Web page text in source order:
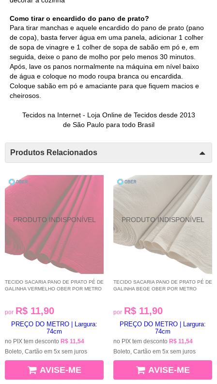
Como tirar o encardido do pano de prato?
Para tirar manchas e aquele encardido do pano de prato (pano
de copa), basta ferver água em uma panela, adicionar 1 colher
de sopa de vinagre e 1 colher de sopa de sabão em pó e, em
seguida, deixe o pano de molho por pelo menos 30 minutos.
Após, lave os panos normalmente na máquina em nível baixo
de água e coloque no modo roupa branca ou encardida.
Coloque sabão em pó e amaciante para que fiquem macios e
cheirosos.
Tecidos na Internet - Loja Online de Tecidosdesde 2013
de São Paulo para todo Brasil
Produtos Relacionados
TECIDO SACARIA PANO DE PRATO PÉ DE
GALINHA VERMELHO OBER POR METRO
por R$ 11,90
PREÇO DO METRO | Largura:
74cm
no PIX tem desconto R$ 11,54
Boleto, Cartão em 5x sem juros
AVISE-ME
TECIDO SACARIA PANO DE PRATO PÉ DE
GALINHA BEGE OBER POR METRO
por R$ 11,90
PREÇO DO METRO | Largura:
74cm
no PIX tem desconto R$ 11,54
Boleto, Cartão em 5x sem juros
AVISE-ME